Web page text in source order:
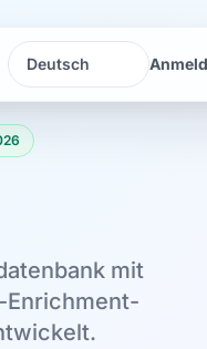
Sprache
Sprache
mit
Enrichment-